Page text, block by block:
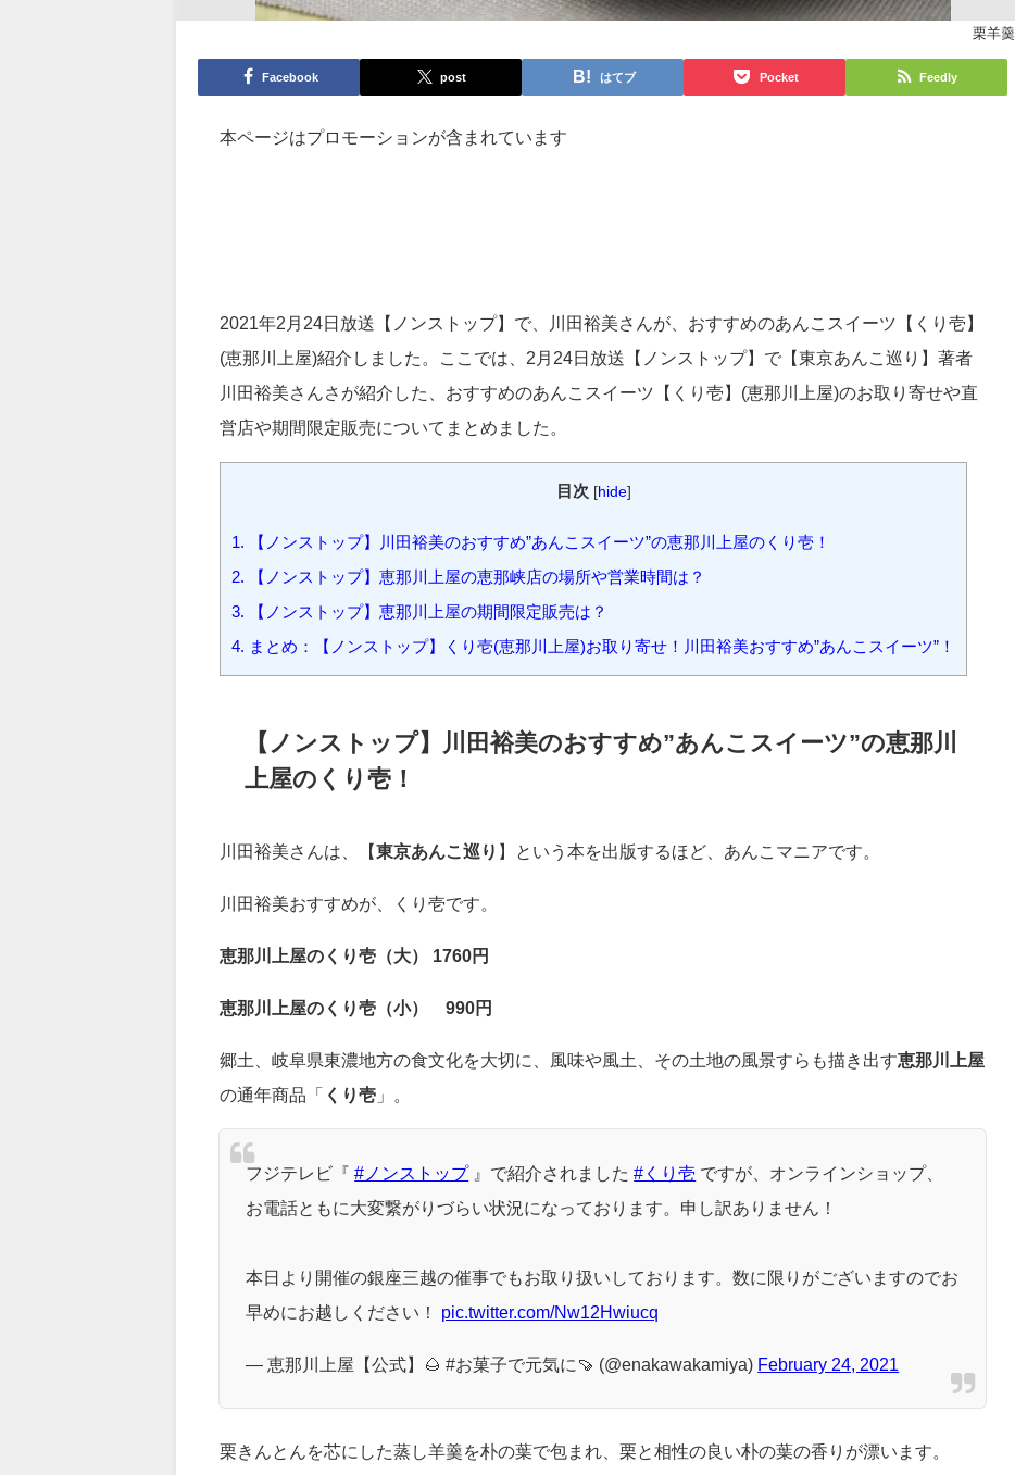
栗羊羹
Facebook post はてブ Pocket Feedly
本ページはプロモーションが含まれています
2021年2月24日放送【ノンストップ】で、川田裕美さんが、おすすめのあんこスイーツ【くり壱】
(恵那川上屋)紹介しました。ここでは、2月24日放送【ノンストップ】で【東京あんこ巡り】著者
川田裕美さんさが紹介した、おすすめのあんこスイーツ【くり壱】(恵那川上屋)のお取り寄せや直
営店や期間限定販売についてまとめました。
目次 [hide]
1. 【ノンストップ】川田裕美のおすすめ”あんこスイーツ”の恵那川上屋のくり壱！
2. 【ノンストップ】恵那川上屋の恵那峡店の場所や営業時間は？
3. 【ノンストップ】恵那川上屋の期間限定販売は？
4. まとめ：【ノンストップ】くり壱(恵那川上屋)お取り寄せ！川田裕美おすすめ”あんこスイーツ”！
【ノンストップ】川田裕美のおすすめ”あんこスイーツ”の恵那川
上屋のくり壱！
川田裕美さんは、【東京あんこ巡り 】という本を出版するほど、あんこマニアです。
川田裕美おすすめが、くり壱です。
恵那川上屋のくり壱（大） 1760円
恵那川上屋のくり壱（小） 990円
郷土、岐阜県東濃地方の食文化を大切に、風味や風土、その土地の風景すらも描き出す恵那川上屋
の通年商品「
くり壱 」。
フジテレビ『#ノンストップ』で紹介されました#くり壱 ですが、オンラインショップ、
お電話ともに大変繋がりづらい状況になっております。申し訳ありません！
本日より開催の銀座三越の催事でもお取り扱いしております。数に限りがございますのでお
早めにお越しください！ pic.twitter.com/Nw12Hwiucq
— 恵那川上屋【公式】🌰 #お菓子で元気に🍠 (@enakawakamiya) February 24, 2021
栗きんとんを芯にした蒸し羊羹を朴の葉で包まれ、栗と相性の良い朴の葉の香りが漂います。